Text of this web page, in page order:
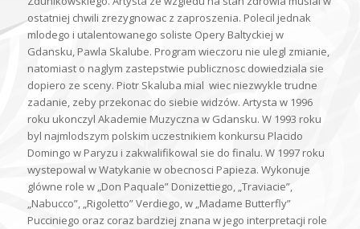
ostatniej chwili zrezygnowac z zaproszenia. Polecil jednak
mlodego i utalentowanego soliste Opery Baltyckiej w
Gdansku, Pawla Skalube. Program wieczoru nie ulegl zmianie,
natomiast o naglym zastepstwie publicznosc dowiedziala sie
dopiero ze sceny. Piotr Skaluba mial wiec niezwykle trudne
zadanie, zeby przekonac do siebie widzów. Artysta w 1996
roku ukonczyl Akademie Muzyczna w Gdansku. W 1993 roku
byl najmlodszym polskim uczestnikiem konkursu Placido
Domingo w Paryzu i zakwalifikowal sie do finalu. W 1997 roku
wystepowal w Watykanie w obecnosci Papieza. Wykonuje
glówne role w „Don Paquale” Donizettiego, „Traviacie”,
„Nabucco”, „Rigoletto” Verdiego, w „Madame Butterfly”
Pucciniego oraz coraz bardziej znana w jego interpretacji role